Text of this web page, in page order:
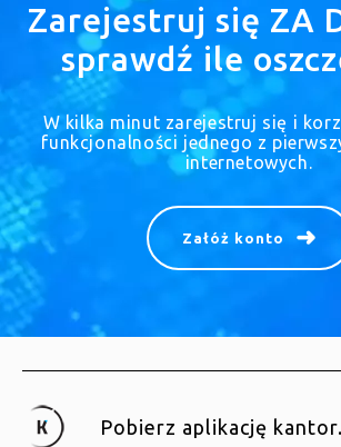
Zarejestruj się ZA
sprawdź ile
W kilka minut zarejestruj się i
funkcjonalności jednego z
internetowych.
Załóż konto
Pobierz aplikację